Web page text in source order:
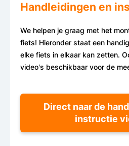
Handleidingen en
We helpen je graag met het
fiets! Hieronder staat een
elke fiets in elkaar kan zetten.
video's beschikbaar voor de
Direct naar de
instructie